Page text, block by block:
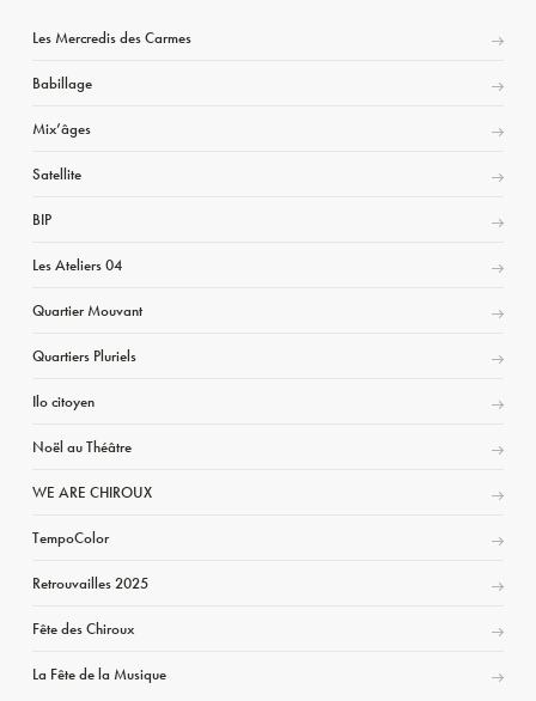
Les Mercredis des Carmes
Babillage
Mix’âges
Satellite
BIP
Les Ateliers 04
Quartier Mouvant
Quartiers Pluriels
Ilo citoyen
Noël au Théâtre
WE ARE CHIROUX
TempoColor
Retrouvailles 2025
Fête des Chiroux
La Fête de la Musique